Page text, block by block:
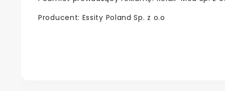
Producent: Essity Poland Sp. z o.o